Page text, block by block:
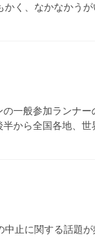
く、なかなかう
一般参加ランナ
から全国各地、
止に関する話題